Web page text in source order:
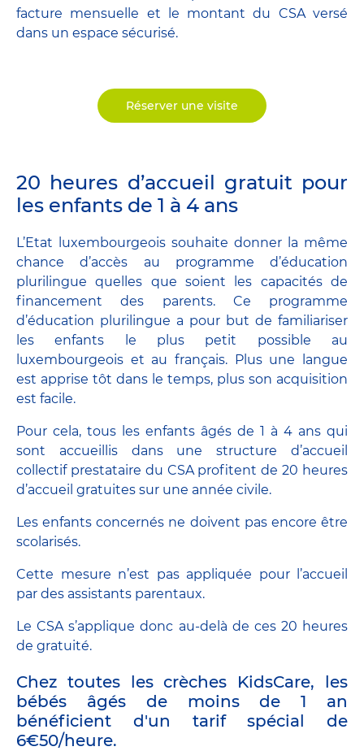
facture mensuelle et le montant du CSA versé
dans un espace sécurisé.
Réserver une visite
20 heures d’accueil gratuit pour
les enfants de 1 à 4 ans
L’Etat luxembourgeois souhaite donner la même
chance d’accès au programme d’éducation
plurilingue quelles que soient les capacités de
financement des parents. Ce programme
d’éducation plurilingue a pour but de familiariser
les enfants le plus petit possible au
luxembourgeois et au français. Plus une langue
est apprise tôt dans le temps, plus son acquisition
est facile.
Pour cela, tous les enfants âgés de 1 à 4 ans qui
sont accueillis dans une structure d’accueil
collectif prestataire du CSA profitent de 20 heures
d’accueil gratuites sur une année civile.
Les enfants concernés ne doivent pas encore être
scolarisés.
Cette mesure n’est pas appliquée pour l’accueil
par des assistants parentaux.
Le CSA s’applique donc au-delà de ces 20 heures
de gratuité.
Chez toutes les crèches KidsCare, les
bébés âgés de moins de 1 an
bénéficient d'un tarif spécial de
6€50/heure.